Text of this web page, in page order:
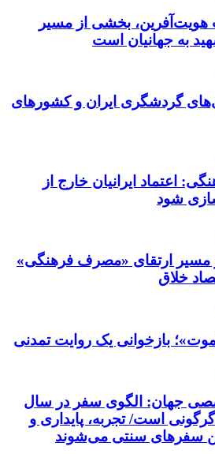
بخشی از مسیر
به جهانیان است
گردشگری ایران و کشورهای
اعتماد ایرانیان خارج از
شود
مسیر ارتقای «مصرف فرهنگی»
خلاق
بازخوانی یک روایت تمدنی
جهان: الگوی سفر در سال
دگرگونی است/ تجربه، پایداری و
سفرهای سنتی می‌شوند